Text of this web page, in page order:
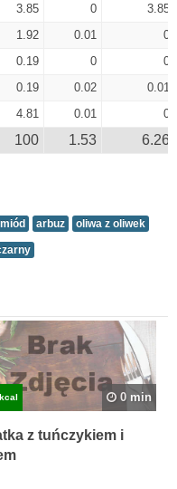
3.85 0
3.85
1.92 0.01
0
0.19 0
0
0.19 0.02
0.01
4.81 0.01 0
100 1.53 6.26
miód arbuz oliwa z oliwek
kcal 0 min
z tuńczykiem i